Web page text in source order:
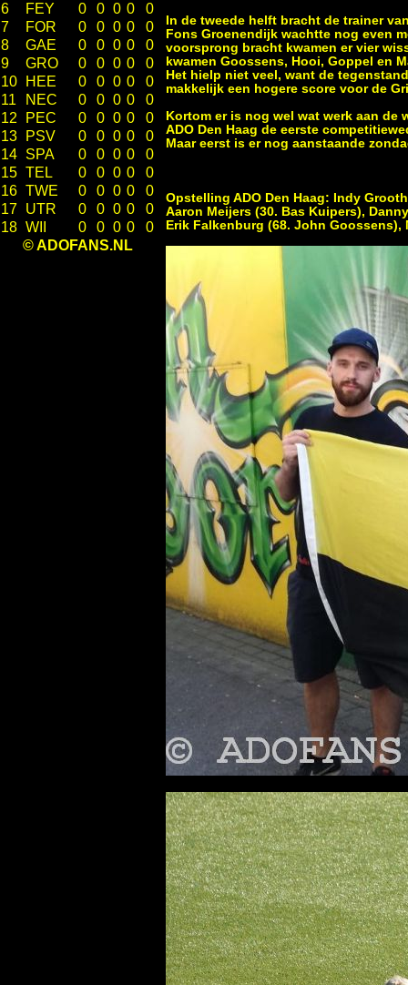
6
FEY 0 0 0 0
0
7
FOR 0 0 0 0
0
8
GAE 0 0 0 0
0
9
GRO 0 0 0 0
0
10
HEE 0 0 0 0
0
11
NEC 0 0 0 0
0
12
PEC 0 0 0 0
0
13
PSV 0 0 0 0
0
14 SPA 0 0 0 0
0
15 TEL 0 0 0 0
0
16 TWE 0 0 0 0
0
17 UTR 0 0 0 0
0
18 WII 0 0 0 0
0
© ADOFANS.NL
In de tweede helft bracht de trainer
Fons Groenendijk wachtte nog even
voorsprong bracht kwamen er vier
kwamen Goossens, Hooi, Goppel en
Het hielp niet veel, want de
makkelijk een hogere score voor de
Kortom er is nog wel wat werk aan de
ADO Den Haag de eerste
Maar eerst is er nog aanstaande
Opstelling ADO Den Haag: Indy
Aaron Meijers (30. Bas Kuipers),
Erik Falkenburg (68. John